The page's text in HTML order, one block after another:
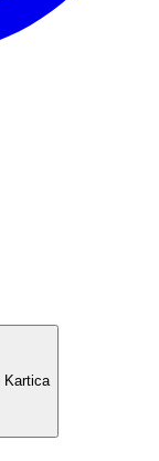
Kartica